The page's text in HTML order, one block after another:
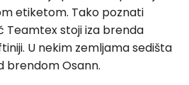
etiketom. Tako poznati
Teamtex stoji iza brenda
U nekim zemljama sedišta
brendom Osann.